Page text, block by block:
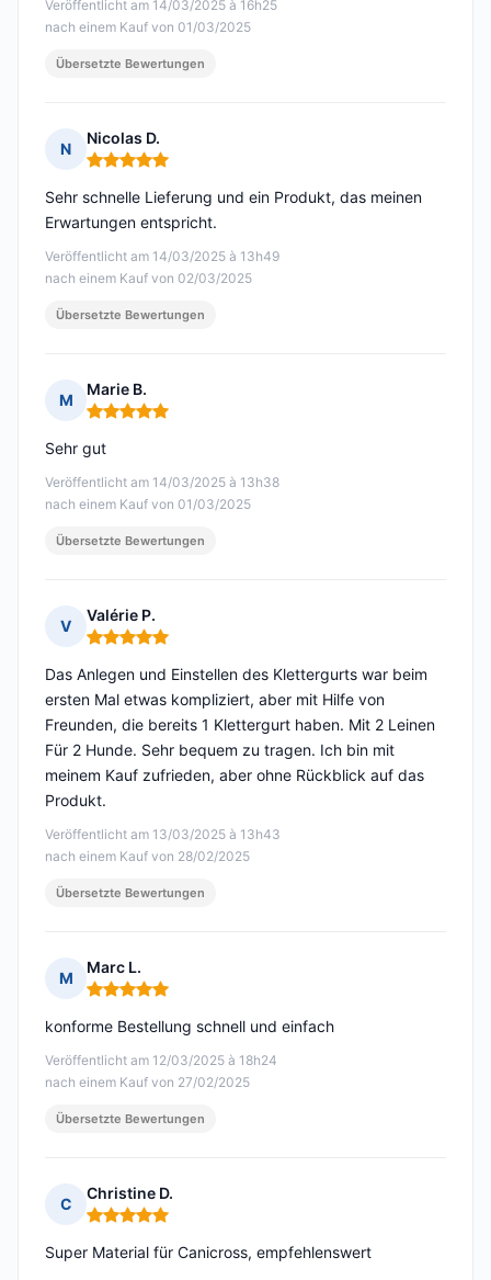
Veröffentlicht am 14/03/2025 à 16h25
nach einem Kauf von 01/03/2025
Übersetzte Bewertungen
N
Nicolas D.
Hinweis: 5 von 5
Veröffentlicht am 14/03/2025 à 13h49
nach einem Kauf von 02/03/2025
Sehr schnelle Lieferung und ein Produkt, das meinen
Erwartungen entspricht.
Übersetzte Bewertungen
M
Marie B.
Hinweis: 5 von 5
Veröffentlicht am 14/03/2025 à 13h38
nach einem Kauf von 01/03/2025
Sehr gut
Übersetzte Bewertungen
V
Valérie P.
Hinweis: 5 von 5
Veröffentlicht am 13/03/2025 à 13h43
nach einem Kauf von 28/02/2025
Das Anlegen und Einstellen des Klettergurts war beim
ersten Mal etwas kompliziert, aber mit Hilfe von
Freunden, die bereits 1 Klettergurt haben. Mit 2 Leinen
Für 2 Hunde. Sehr bequem zu tragen. Ich bin mit
meinem Kauf zufrieden, aber ohne Rückblick auf das
Produkt.
Übersetzte Bewertungen
M
Marc L.
Hinweis: 5 von 5
Veröffentlicht am 12/03/2025 à 18h24
nach einem Kauf von 27/02/2025
konforme Bestellung schnell und einfach
Übersetzte Bewertungen
C
Christine D.
Hinweis: 5 von 5
Super Material für Canicross, empfehlenswert